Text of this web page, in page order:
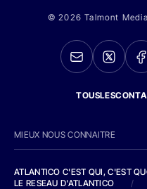
© 2026 Talmont
MIEUX NOUS CONNAITRE
ATLANTICO C'EST QUI, C'EST
LE RESEAU D'ATLANTICO
/